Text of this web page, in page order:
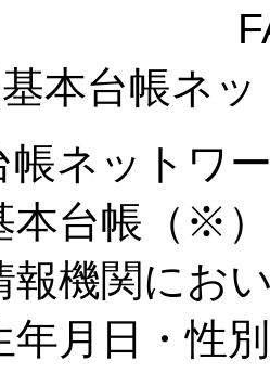
本台帳ネ
帳ネットワ
本台帳（※
報機関にお
年月日・性